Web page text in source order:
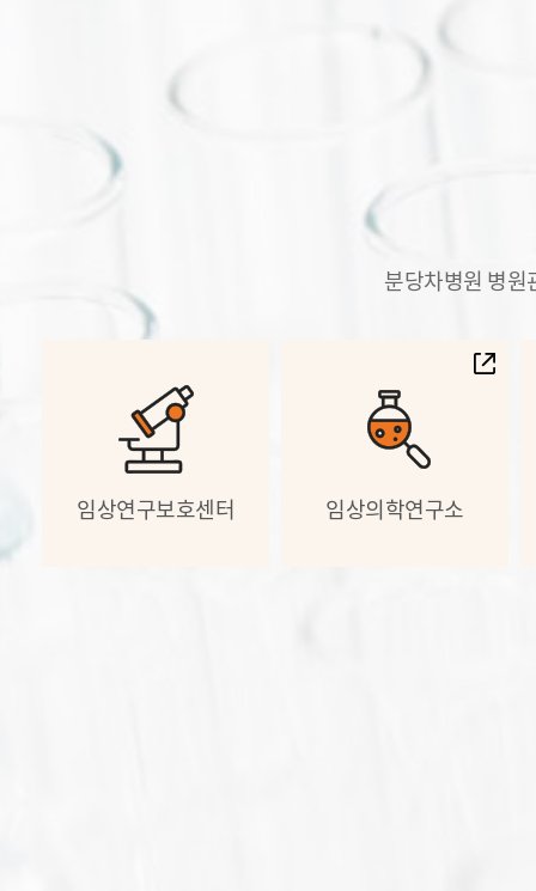
분당차병원 병원
임상연구보호센터 임상의학연구소